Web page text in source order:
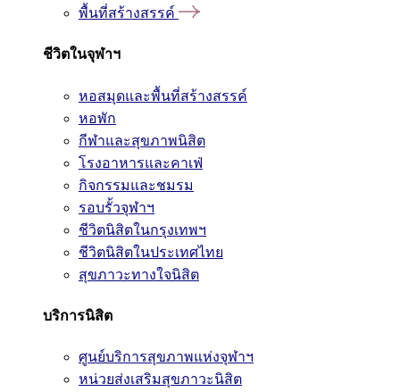
พื้นที่สร้างสรรค์
ชีวิตในจุฬาฯ
หอสมุดและพื้นที่สร้างสรรค์
หอพัก
กีฬาและสุขภาพนิสิต
โรงอาหารและคาเฟ่
กิจกรรมและชมรม
รอบรั้วจุฬาฯ
ชีวิตนิสิตในกรุงเทพฯ
ชีวิตนิสิตในประเทศไทย
สุขภาวะทางใจนิสิต
บริการนิสิต
ศูนย์บริการสุขภาพแห่งจุฬาฯ
หน่วยส่งเสริมสุขภาวะนิสิต